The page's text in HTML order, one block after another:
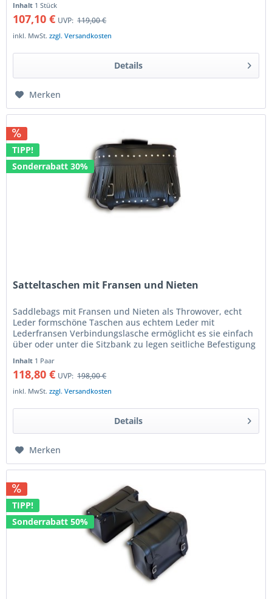
Inhalt 1 Stück
107,10 € UVP: 119,00 €
inkl. MwSt.zzgl. Versandkosten
Details
Merken
TIPP!
Sonderrabatt 30%
Satteltaschen mit Fransen und Nieten
Saddlebags mit Fransen und Nieten als Throwover, echt
Leder formschöne Taschen aus echtem Leder mit
Lederfransen Verbindungslasche ermöglicht es sie einfach
über oder unter die Sitzbank zu legen seitliche Befestigung
Inhalt 1 Paar
118,80 € UVP: 198,00 €
inkl. MwSt.zzgl. Versandkosten
Details
Merken
TIPP!
Sonderrabatt 50%